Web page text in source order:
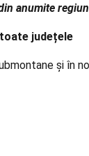
anumite
județele
și în